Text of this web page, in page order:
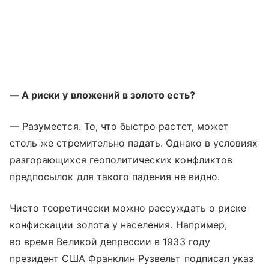
— А риски у вложений в золото есть?
— Разумеется. То, что быстро растет, может
столь же стремительно падать. Однако в условиях
разгорающихся геополитических конфликтов
предпосылок для такого падения не видно.
Чисто теоретически можно рассуждать о риске
конфискации золота у населения. Например,
во время Великой депрессии в 1933 году
президент США Франклин Рузвельт подписал указ